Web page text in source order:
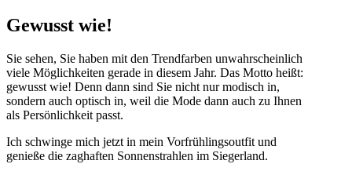
Gewusst wie!
Sie sehen, Sie haben mit den Trendfarben unwahrscheinlich
viele Möglichkeiten gerade in diesem Jahr. Das Motto heißt:
gewusst wie! Denn dann sind Sie nicht nur modisch in,
sondern auch optisch in, weil die Mode dann auch zu Ihnen
als Persönlichkeit passt.
Ich schwinge mich jetzt in mein Vorfrühlingsoutfit und
genieße die zaghaften Sonnenstrahlen im Siegerland.